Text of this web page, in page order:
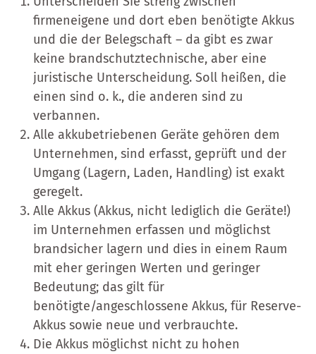
firmeneigene und dort eben benötigte Akkus
und die der Belegschaft – da gibt es zwar
keine brandschutztechnische, aber eine
juristische Unterscheidung. Soll heißen, die
einen sind o. k., die anderen sind zu
verbannen.
Alle akkubetriebenen Geräte gehören dem
Unternehmen, sind erfasst, geprüft und der
Umgang (Lagern, Laden, Handling) ist exakt
geregelt.
Alle Akkus (Akkus, nicht lediglich die Geräte!)
im Unternehmen erfassen und möglichst
brandsicher lagern und dies in einem Raum
mit eher geringen Werten und geringer
Bedeutung; das gilt für
benötigte/angeschlossene Akkus, für Reserve-
Akkus sowie neue und verbrauchte.
Die Akkus möglichst nicht zu hohen